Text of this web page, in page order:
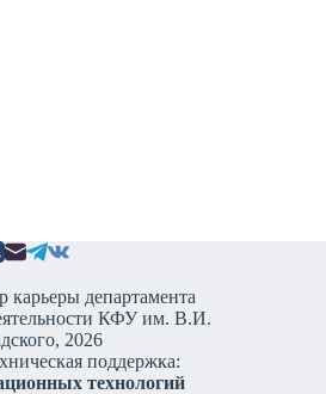
департамента
КФУ им. В.И.
2026
поддержка:
технологий